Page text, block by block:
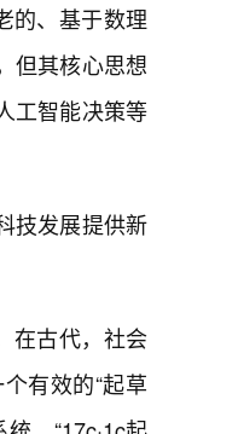
的、基于数理
但其核心思想
工智能决策等
技发展提供新
在古代，社会
有效的“起草